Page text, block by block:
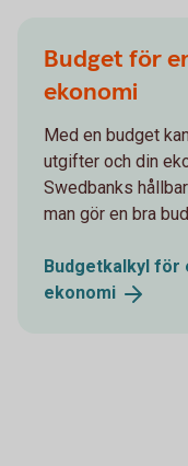
Budget för
ekonomi
Med en budget
utgifter och din
Swedbanks
man gör en bra
Budgetkalkyl för
ekonomi